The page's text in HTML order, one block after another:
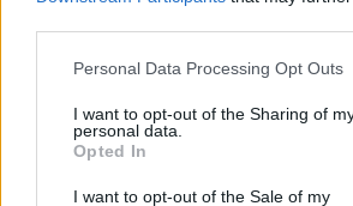
Personal Data Processing Opt Outs
I want to opt-out of the Sharing of
personal data.
Opted In
I want to opt-out of the Sale of my
© Vecer.mk, правата за текстот се на
„НАША
ПАМЕТИМЕ